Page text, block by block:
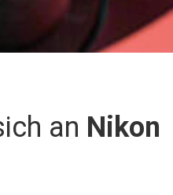
an Nikon